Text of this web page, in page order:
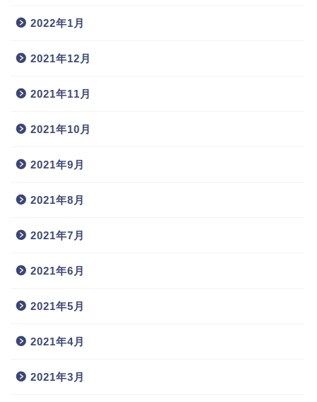
2022年1月
2021年12月
2021年11月
2021年10月
2021年9月
2021年8月
2021年7月
2021年6月
2021年5月
2021年4月
2021年3月